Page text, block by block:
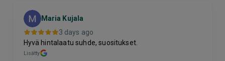
EP
Eija Paukkuri
3 days ago
Maksaminen tökki ja siinä alennuksen saaminen.
Ohjelma väitti, että alennus oli jo käytetty.